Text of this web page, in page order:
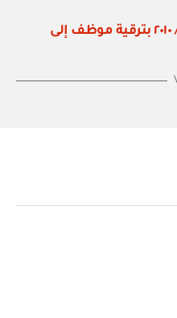
مرسوم سلطاني رقم ٨٧ / ٢٠١٠ بترقية موظف إلى